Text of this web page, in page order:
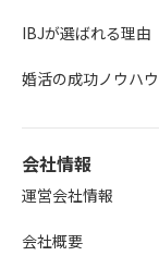
IBJが選ばれる理由
婚活の成功ノウハウ
会社情報
運営会社情報
会社概要